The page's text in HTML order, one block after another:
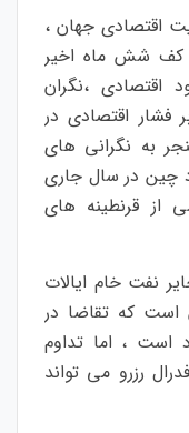
اقتصادی جهان ،
کف شش ماه اخیر
اقتصادی ،نگران
فشار اقتصادی در
به نگرانی های
چین در سال جاری
از قرنطینه های
نفت خام ایالات
است که تقاضا در
است ، اما تداوم
رزرو می تواند